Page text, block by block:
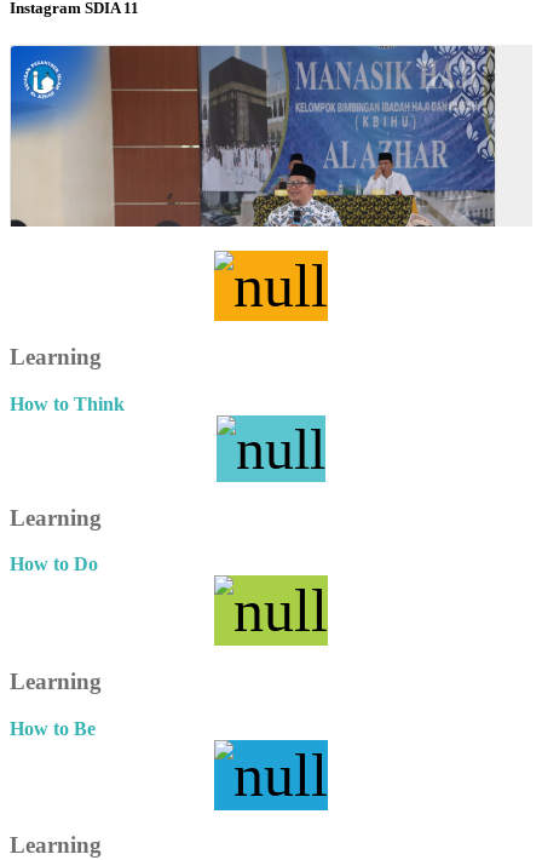
Instagram SDIA 11
Learning
How to Think
Learning
How to Do
Learning
How to Be
Learning